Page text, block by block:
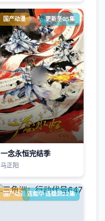
国产动漫 更新至05集
​一念永恒完结季​
马正阳
国产动漫 连载中 连载到22集